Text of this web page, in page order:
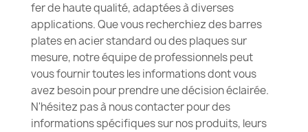
fer de haute qualité, adaptées à diverses
applications. Que vous recherchiez des barres
plates en acier standard ou des plaques sur
mesure, notre équipe de professionnels peut
vous fournir toutes les informations dont vous
avez besoin pour prendre une décision éclairée.
N'hésitez pas à nous contacter pour des
informations spécifiques sur nos produits, leurs